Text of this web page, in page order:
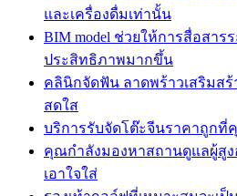
และเครื่องดื่มเท่านั้น
BIM model ช่วยให้การสื่อสาร
ประสิทธิภาพมากขึ้น
คลินิกจัดฟัน ลาดพร้าวเสริมส
สดใส
บริการรับจัดโต๊ะจีนราคาถูกที่
คุณกำลังมองหาสถานดูแลผู้สูง
เอาใจใส่